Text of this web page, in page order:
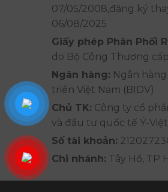
07/05/2008,đăng ký
06/08/2025
Giấy phép Phân Phối
do Bộ Công Thương cấp
Ngân hàng: Ngân
triển Việt Nam (BIDV)
Chủ TK: Công ty cổ
và đầu tư quốc tế Ý-Việt
Số tài khoản:
Chi nhánh: Tây Hồ, TP